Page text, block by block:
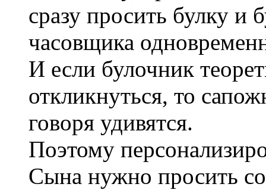
сразу просить булку и
часовщика
И если булочник
откликнуться, то
говоря удивятся.
Поэтому
Сына нужно просить